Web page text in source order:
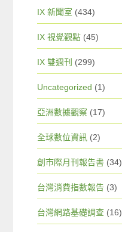
IX 新聞室 (434)
IX 視覺觀點 (45)
IX 雙週刊 (299)
Uncategorized (1)
亞洲數據觀察 (17)
全球數位資訊 (2)
創市際月刊報告書 (34)
台灣消費指數報告 (3)
台灣網路基礎調查 (16)